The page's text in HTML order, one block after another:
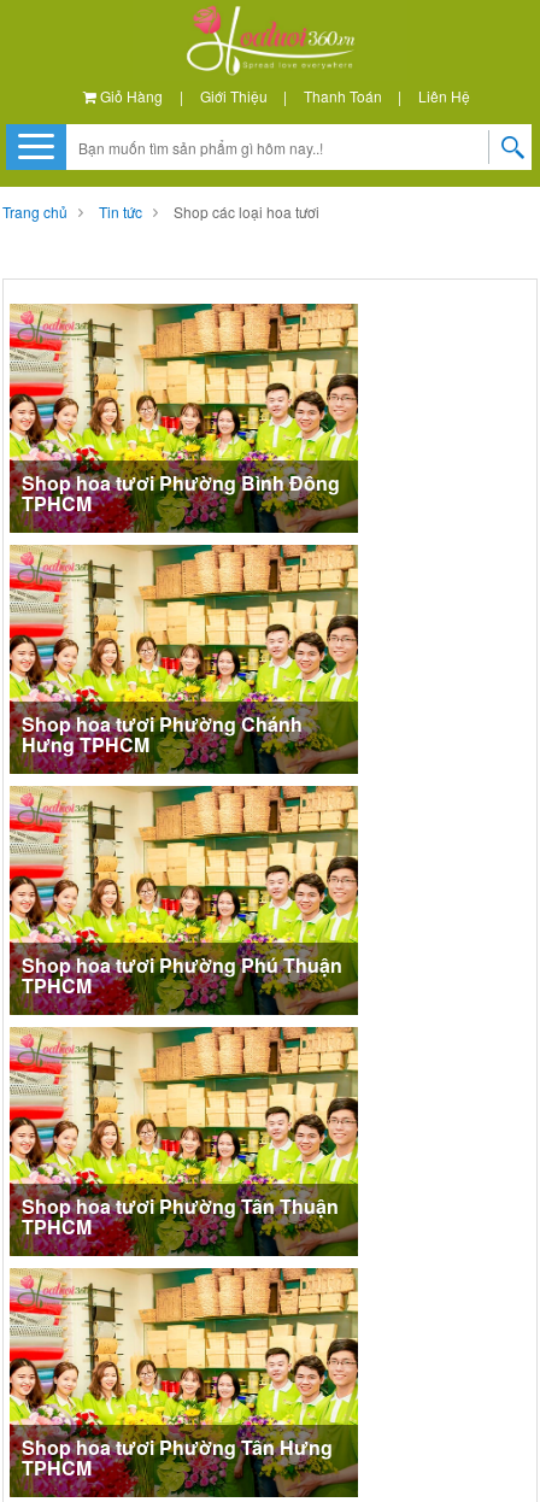
Giỏ Hàng | Giới Thiệu | Thanh Toán | Liên Hệ
Trang chủ Tin tức Shop các loại hoa tươi
Shop hoa tươi Phường Bình Đông
TPHCM
Shop hoa tươi Phường Chánh
Hưng TPHCM
Shop hoa tươi Phường Phú Thuận
TPHCM
Shop hoa tươi Phường Tân Thuận
TPHCM
Shop hoa tươi Phường Tân Hưng
TPHCM